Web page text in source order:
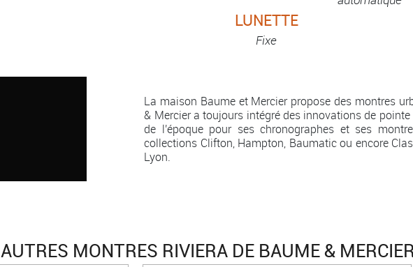
LUNETTE
Fixe
La maison Baume et Mercier propose des montres
& Mercier a toujours intégré des innovations de
de l'époque pour ses chronographes et ses
collections Clifton, Hampton, Baumatic ou encore
Lyon.
AUTRES MONTRES RIVIERA DE BAUME &